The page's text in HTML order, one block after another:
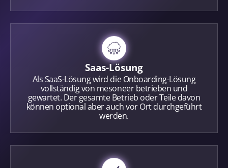
Saas-Lösung
Als SaaS-Lösung wird die Onboarding-Lösung
vollständig von mesoneer betrieben und
gewartet. Der gesamte Betrieb oder Teile davon
können optional aber auch vor Ort durchgeführt
werden.